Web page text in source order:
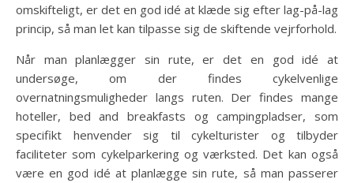
omskifteligt, er det en god idé at klæde sig efter lag-på-lag
princip, så man let kan tilpasse sig de skiftende vejrforhold.
Når man planlægger sin rute, er det en god idé at
undersøge, om der findes cykelvenlige
overnatningsmuligheder langs ruten. Der findes mange
hoteller, bed and breakfasts og campingpladser, som
specifikt henvender sig til cykelturister og tilbyder
faciliteter som cykelparkering og værksted. Det kan også
være en god idé at planlægge sin rute, så man passerer